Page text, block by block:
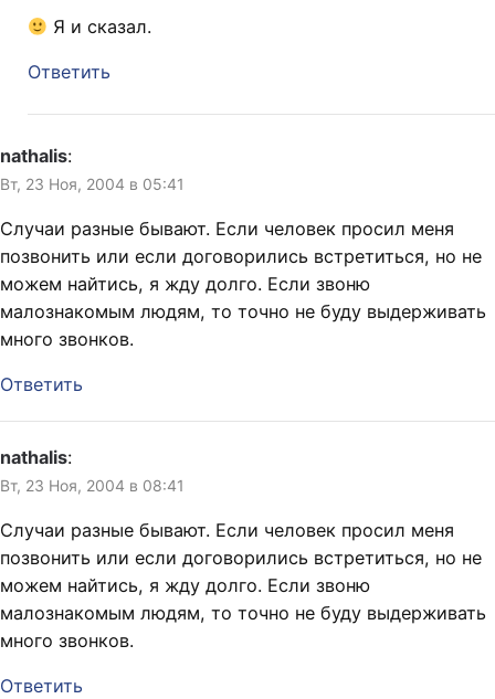
Я и сказал.
Ответить
nathalis:
Вт, 23 Ноя, 2004 в 05:41
Случаи разные бывают. Если человек просил меня
позвонить или если договорились встретиться, но не
можем найтись, я жду долго. Если звоню
малознакомым людям, то точно не буду выдерживать
много звонков.
Ответить
nathalis:
Вт, 23 Ноя, 2004 в 08:41
Случаи разные бывают. Если человек просил меня
позвонить или если договорились встретиться, но не
можем найтись, я жду долго. Если звоню
малознакомым людям, то точно не буду выдерживать
много звонков.
Ответить